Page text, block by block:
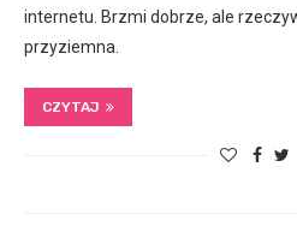
internetu. Brzmi dobrze, ale
przyziemna.
CZYTAJ